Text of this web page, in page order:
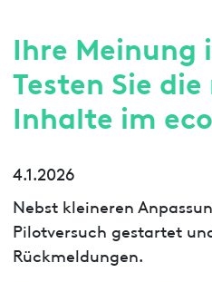
Ihre
Testen Sie
Inhalte im
4.1.2026
Nebst kleineren
Pilotversuch gestartet
Rückmeldungen.